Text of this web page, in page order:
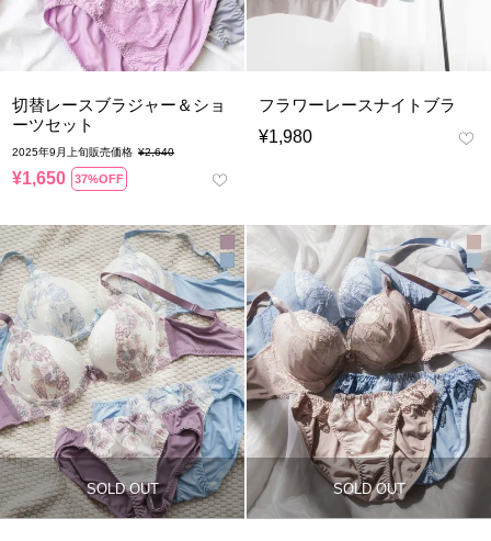
切替レースブラジャー＆ショ
ーツセット
2025年9月上旬販売価格 ¥2,640
¥1,650 37%OFF
フラワーレースナイトブラ
¥1,980
SOLD OUT SOLD OUT